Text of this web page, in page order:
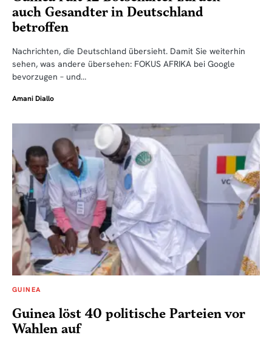
auch Gesandter in Deutschland
betroffen
Nachrichten, die Deutschland übersieht. Damit Sie weiterhin
sehen, was andere übersehen: FOKUS AFRIKA bei Google
bevorzugen – und…
Amani Diallo
GUINEA
Guinea löst 40 politische Parteien vor
Wahlen auf